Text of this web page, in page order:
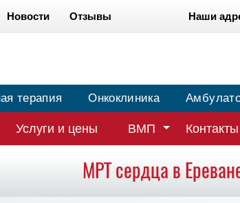
Новости Отзывы Наши
терапия Онкоклиника
Услуги и цены ВМП Контакты
МРТ сердца в